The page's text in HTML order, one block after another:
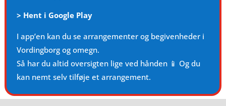
> Hent i Google Play
I app’en kan du se arrangementer og begivenheder i
Vordingborg og omegn.
Så har du altid oversigten lige ved hånden 📱 Og du
kan nemt selv tilføje et arrangement.